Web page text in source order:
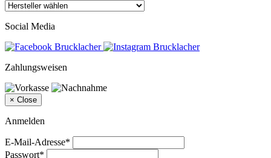
Social Media
Zahlungsweisen
× Close
Anmelden
E-Mail-Adresse*
Passwort*